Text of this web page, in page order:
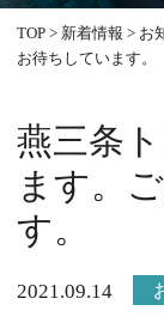
TOP > 新着情報 > お
お待ちしています。
燕三条
ます。
す。
2021.09.14